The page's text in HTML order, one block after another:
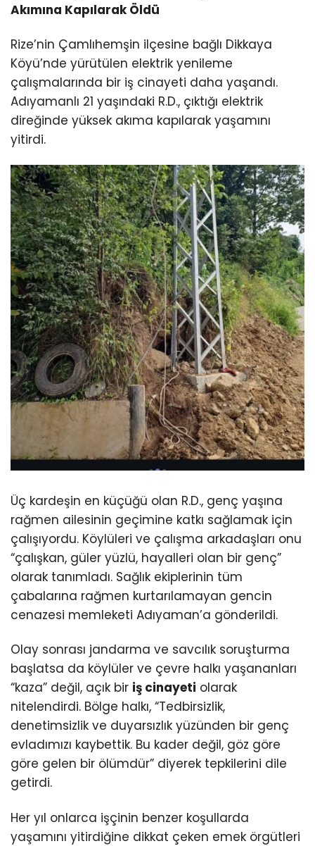
Akımına Kapılarak Öldü
Rize’nin Çamlıhemşin ilçesine bağlı Dikkaya
Köyü’nde yürütülen elektrik yenileme
çalışmalarında bir iş cinayeti daha yaşandı.
Adıyamanlı 21 yaşındaki R.D., çıktığı elektrik
direğinde yüksek akıma kapılarak yaşamını
yitirdi.
Üç kardeşin en küçüğü olan R.D., genç yaşına
rağmen ailesinin geçimine katkı sağlamak için
çalışıyordu. Köylüleri ve çalışma arkadaşları onu
“çalışkan, güler yüzlü, hayalleri olan bir genç”
olarak tanımladı. Sağlık ekiplerinin tüm
çabalarına rağmen kurtarılamayan gencin
cenazesi memleketi Adıyaman’a gönderildi.
Olay sonrası jandarma ve savcılık soruşturma
başlatsa da köylüler ve çevre halkı yaşananları
“kaza” değil, açık bir iş cinayeti olarak
nitelendirdi. Bölge halkı, “Tedbirsizlik,
denetimsizlik ve duyarsızlık yüzünden bir genç
evladımızı kaybettik. Bu kader değil, göz göre
göre gelen bir ölümdür” diyerek tepkilerini dile
getirdi.
Her yıl onlarca işçinin benzer koşullarda
yaşamını yitirdiğine dikkat çeken emek örgütleri